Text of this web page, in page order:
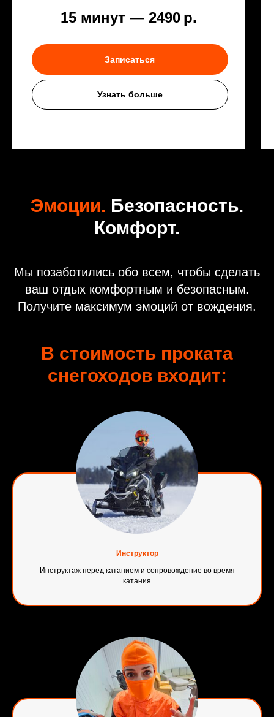
15 минут — 2490 р.
Записаться
Узнать больше
Эмоции. Безопасность.
Комфорт.
Мы позаботились обо всем, чтобы сделать
ваш отдых комфортным и безопасным.
Получите максимум эмоций от вождения.
В стоимость проката
снегоходов входит:
Инструктор
Инструктаж перед катанием и сопровождение во время
катания